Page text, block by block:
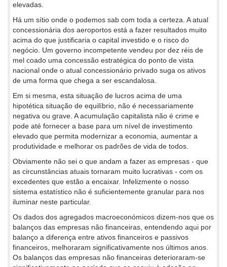
elevadas.
Há um sítio onde o podemos sab com toda a certeza. A atual
concessionária dos aeroportos está a fazer resultados muito
acima do que justificaria o capital investido e o risco do
negócio. Um governo incompetente vendeu por dez réis de
mel coado uma concessão estratégica do ponto de vista
nacional onde o atual concessionário privado suga os ativos
de uma forma que chega a ser escandalosa.
Em si mesma, esta situação de lucros acima de uma
hipotética situação de equilíbrio, não é necessariamente
negativa ou grave. A acumulação capitalista não é crime e
pode até fornecer a base para um nível de investimento
elevado que permita modernizar a economia, aumentar a
produtividade e melhorar os padrões de vida de todos.
Obviamente não sei o que andam a fazer as empresas - que
as circunstâncias atuais tornaram muito lucrativas - com os
excedentes que estão a encaixar. Infelizmente o nosso
sistema estatístico não é suficientemente granular para nos
iluminar neste particular.
Os dados dos agregados macroeconómicos dizem-nos que os
balanços das empresas não financeiras, entendendo aqui por
balanço a diferença entre ativos financeiros e passivos
financeiros, melhoraram significativamente nos últimos anos.
Os balanços das empresas não financeiras deterioraram-se